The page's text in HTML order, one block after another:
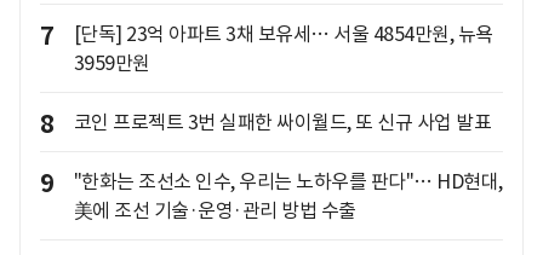
7
[단독] 23억 아파트 3채 보유세… 서울 4854만원, 뉴욕
3959만원
8 코인 프로젝트 3번 실패한 싸이월드, 또 신규 사업 발표
9
"한화는 조선소 인수, 우리는 노하우를 판다"… HD현대,
美에 조선 기술·운영·관리 방법 수출